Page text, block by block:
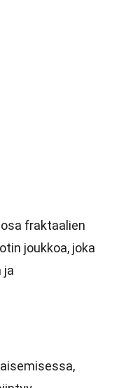
fraktaalien
joukkoa, joka
ja